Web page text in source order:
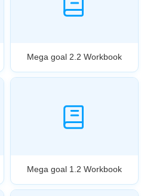
Mega goal 2.2 Workbook
Mega goal 1.2 Workbook